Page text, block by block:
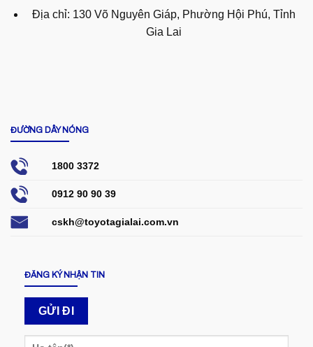
Địa chỉ: 130 Võ Nguyên Giáp, Phường Hội Phú, Tỉnh
Gia Lai
ĐƯỜNG DÂY NÓNG
1800 3372
0912 90 90 39
cskh@toyotagialai.com.vn
ĐĂNG KÝ NHẬN TIN